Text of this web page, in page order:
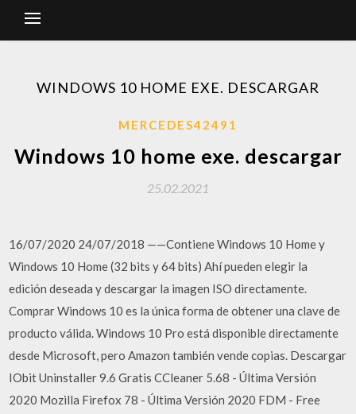
WINDOWS 10 HOME EXE. DESCARGAR
MERCEDES42491
Windows 10 home exe. descargar
25.02.2021
16/07/2020 24/07/2018 ——Contiene Windows 10 Home y
Windows 10 Home (32 bits y 64 bits) Ahí pueden elegir la
edición deseada y descargar la imagen ISO directamente.
Comprar Windows 10 es la única forma de obtener una clave de
producto válida. Windows 10 Pro está disponible directamente
desde Microsoft, pero Amazon también vende copias. Descargar
IObit Uninstaller 9.6 Gratis CCleaner 5.68 - Última Versión
2020 Mozilla Firefox 78 - Última Versión 2020 FDM - Free